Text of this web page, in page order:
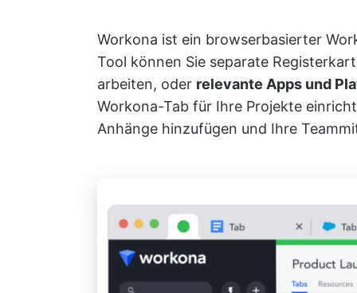
Workona ist ein browserbasierter
Tool können Sie separate
arbeiten, oder relevante Apps und
Workona-Tab für Ihre Projekte
Anhänge hinzufügen und Ihre